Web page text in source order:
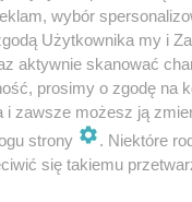
z
abyspróbować
tak aby
do której idzie;
wybór
Użytkownika my i
aktywnie skanować
prosimy o zgodę na
i zawsze możesz ją
strony
. Niektóre
się takiemu